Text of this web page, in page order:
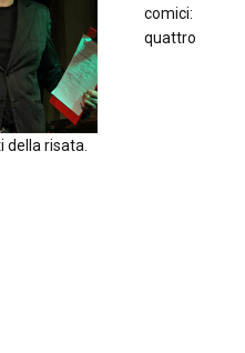
comici:
quattro
risata.